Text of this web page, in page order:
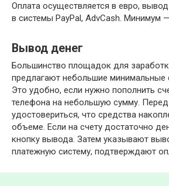
Оплата осуществляется в евро,
в системы PayPal, AdvCash. Минимум
Вывод денег
Большинство площадок для
предлагают небольшие
Это удобно, если нужно пополнить
телефона на небольшую сумму.
удостовериться, что средства
объеме. Если на счету достаточно
кнопку вывода. Затем указывают
платежную систему, подтверждают